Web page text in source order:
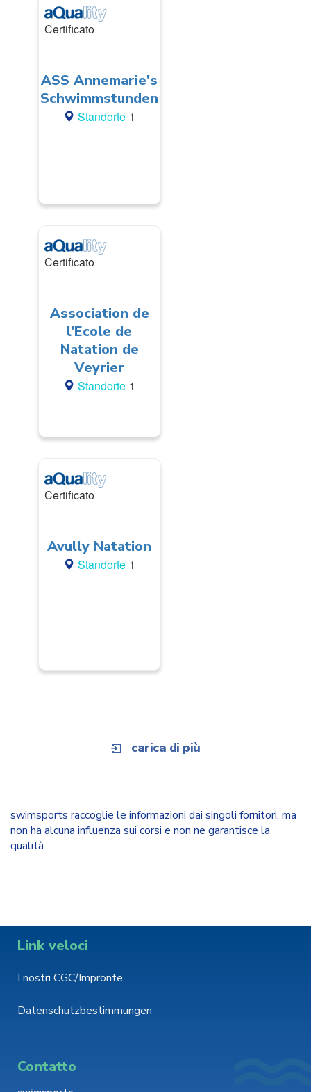
Certificato
ASS Annemarie's
Schwimmstunden
Standorte 1
Certificato
Association de
l'Ecole de
Natation de
Veyrier
Standorte 1
Certificato
Avully Natation
Standorte 1
carica di più
swimsports raccoglie le informazioni dai singoli fornitori, ma
non ha alcuna influenza sui corsi e non ne garantisce la
qualità.
Contatto
Link veloci
I nostri CGC/Impronte
Datenschutzbestimmungen